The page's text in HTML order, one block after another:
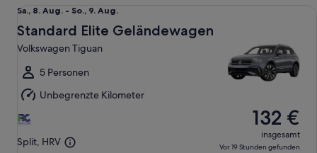
Sa.,
8.
Aug.
bis
So.,
9.
Aug.
Sa., 8. Aug. - So., 9. Aug.
Standard Elite Geländewagen
Volkswagen Tiguan
5 Personen
Unbegrenzte Kilometer
Split, HRV
132 €
insgesamt
Vor 19 Stunden gefunden